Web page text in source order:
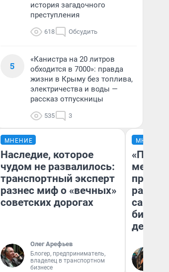
история загадочного
преступления
618 Обсудить
5
«Канистра на 20 литров
обходится в 7000»: правда
жизни в Крыму без топлива,
электричества и воды —
рассказ отпускницы
535 3
МНЕНИЕ
Наследие, которое
чудом не развалилось:
транспортный эксперт
разнес миф о «вечных»
советских дорогах
Олег Арефьев
Блогер, предприниматель,
владелец в транспортном
бизнесе
МНЕНИЕ
самом